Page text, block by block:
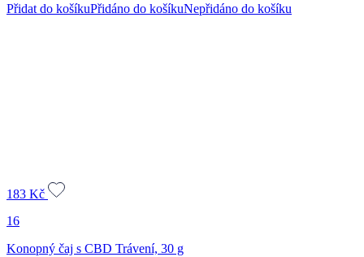
Přidat do košíkuPřidáno do košíkuNepřidáno do košíku
183 Kč
16
Konopný čaj s CBD Trávení, 30 g